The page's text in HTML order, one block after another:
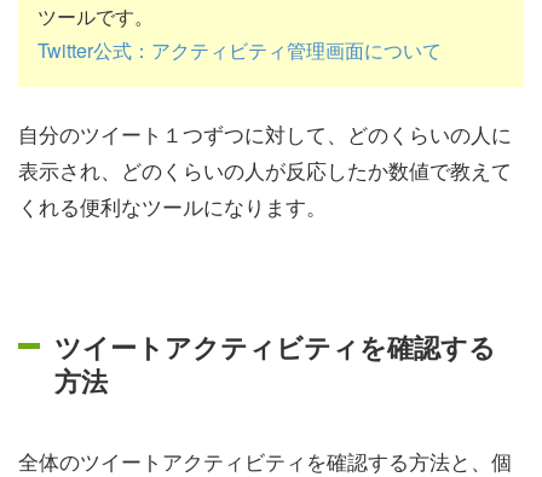
ツールです。
Twitter公式：アクティビティ管理画面について
自分のツイート１つずつに対して、どのくらいの人に
表示され、どのくらいの人が反応したか数値で教えて
くれる便利なツールになります。
ツイートアクティビティを確認する
方法
全体のツイートアクティビティを確認する方法と、個